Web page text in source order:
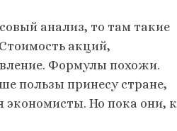
анализ, то там такие
акций,
Формулы похожи.
пользы принесу стране,
экономисты. Но пока они, к